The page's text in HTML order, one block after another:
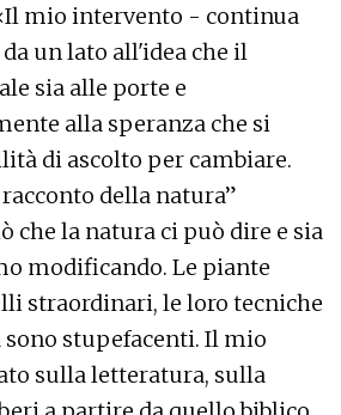
mio intervento - continua
un lato all'idea che il
sia alle porte e
alla speranza che si
di ascolto per cambiare.
della natura”
che la natura ci può dire e sia
modificando. Le piante
straordinari, le loro tecniche
stupefacenti. Il mio
sulla letteratura, sulla